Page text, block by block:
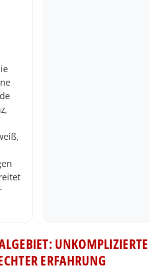
UNKOMPLIZIERTE
ERFAHRUNG